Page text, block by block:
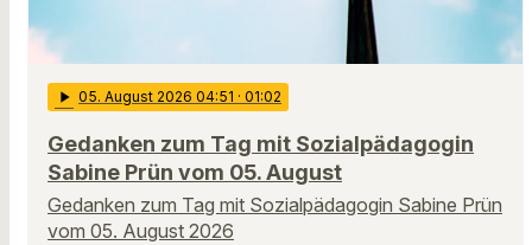
play_arrow 05. August 2026 04:51 · 01:02
Gedanken zum Tag mit Sozialpädagogin
Sabine Prün vom 05. August
Gedanken zum Tag mit Sozialpädagogin Sabine Prün
vom 05. August 2026